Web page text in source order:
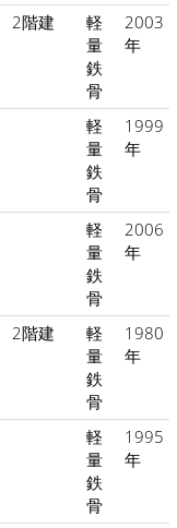
2階建
軽
量
鉄
骨
2003
年
軽
量
鉄
骨
1999
年
軽
量
鉄
骨
2006
年
2階建
軽
量
鉄
骨
1980
年
軽
量
鉄
骨
1995
年